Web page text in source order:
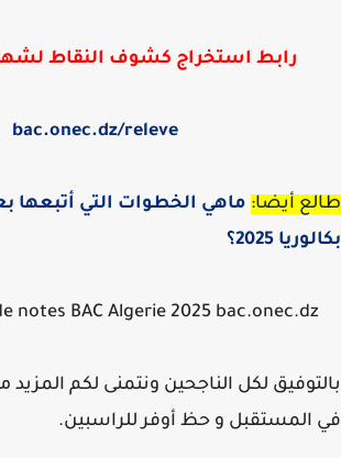
رابط استخراج كشوف النقاط لشهادة
bac.onec.dz/releve
أيضا: ماهي الخطوات التي أتبعها بعد
2025؟
de notes BAC Algerie 2025 bac.onec.dz
لكل الناجحين ونتمنى لكم المزيد من
المستقبل و حظ أوفر للراسبين.